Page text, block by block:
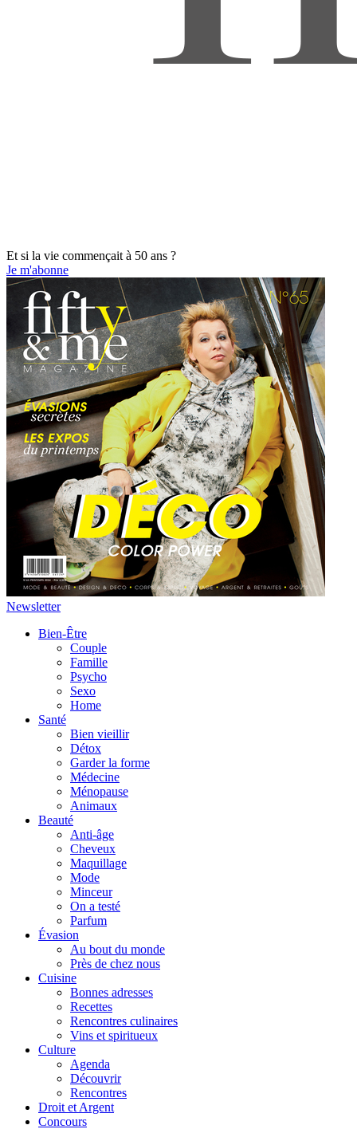
Et si la vie commençait à 50 ans ?
Je m'abonne
Newsletter
Bien-Être
Couple
Famille
Psycho
Sexo
Home
Santé
Bien vieillir
Détox
Garder la forme
Médecine
Ménopause
Animaux
Beauté
Anti-âge
Cheveux
Maquillage
Mode
Minceur
On a testé
Parfum
Évasion
Au bout du monde
Près de chez nous
Cuisine
Bonnes adresses
Recettes
Rencontres culinaires
Vins et spiritueux
Culture
Agenda
Découvrir
Rencontres
Droit et Argent
Concours